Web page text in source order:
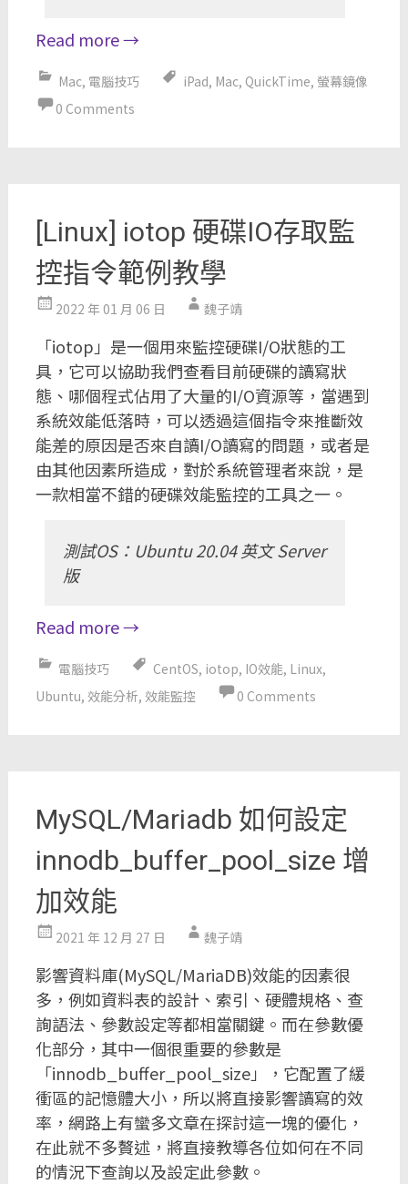
Read more→
Mac, 電腦技巧 iPad, Mac, QuickTime, 螢幕鏡像
0 Comments
[Linux] iotop 硬碟IO存取監
控指令範例教學
2022 年 01 月 06 日 魏子靖
「iotop」是一個用來監控硬碟I/O狀態的工
具，它可以協助我們查看目前硬碟的讀寫狀
態、哪個程式佔用了大量的I/O資源等，當遇到
系統效能低落時，可以透過這個指令來推斷效
能差的原因是否來自讀I/O讀寫的問題，或者是
由其他因素所造成，對於系統管理者來說，是
一款相當不錯的硬碟效能監控的工具之一。
測試OS：Ubuntu 20.04 英文 Server
版
Read more→
電腦技巧 CentOS, iotop, IO效能, Linux,
Ubuntu, 效能分析, 效能監控 0 Comments
MySQL/Mariadb 如何設定
innodb_buffer_pool_size 增
加效能
2021 年 12 月 27 日 魏子靖
影響資料庫(MySQL/MariaDB)效能的因素很
多，例如資料表的設計、索引、硬體規格、查
詢語法、參數設定等都相當關鍵。而在參數優
化部分，其中一個很重要的參數是
「innodb_buffer_pool_size」，它配置了緩
衝區的記憶體大小，所以將直接影響讀寫的效
率，網路上有蠻多文章在探討這一塊的優化，
在此就不多贅述，將直接教導各位如何在不同
的情況下查詢以及設定此參數。